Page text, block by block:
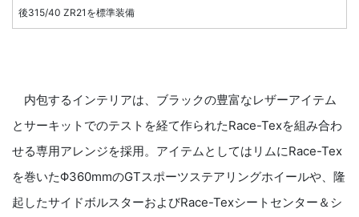
後315/40 ZR21を標準装備
内包するインテリアは、ブラックの豊富なレザーアイテム
とサーキットでのテストを経て作られたRace-Texを組み合わ
せる専用アレンジを採用。アイテムとしてはリムにRace-Tex
を巻いたΦ360mmのGTスポーツステアリングホイールや、隆
起したサイドボルスターおよびRace-Texシートセンター＆シ